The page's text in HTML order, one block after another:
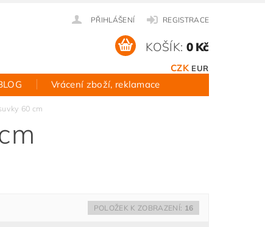
PŘIHLÁŠENÍ REGISTRACE
CZK EUR
KOŠÍK: 0 Kč
Vrácení zboží, reklamace
60 cm
POLOŽEK K ZOBRAZENÍ: 16